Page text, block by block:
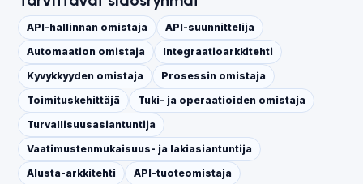
API-hallinnan omistaja
API-suunnittelija
Automaation omistaja
Integraatioarkkitehti
Kyvykkyyden omistaja
Prosessin omistaja
Toimituskehittäjä
Tuki- ja operaatioiden omistaja
Turvallisuusasiantuntija
Vaatimustenmukaisuus- ja lakiasiantuntija
Alusta-arkkitehti
API-tuoteomistaja